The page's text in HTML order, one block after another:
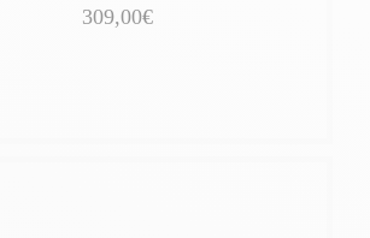
309,00€